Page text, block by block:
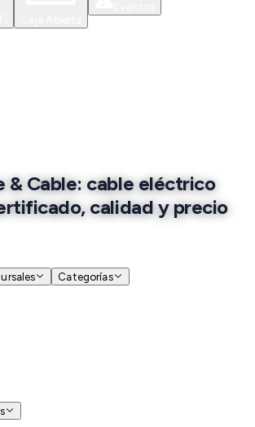
& Cable: cable eléctrico
calidad y precio
Categorías